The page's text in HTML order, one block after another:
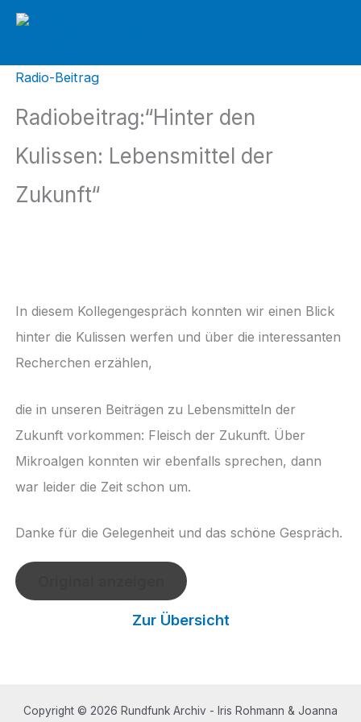
Zum
Radio-Beitrag
Radiobeitrag:“Hinter den
Kulissen: Lebensmittel der
Zukunft“
In diesem Kollegengespräch konnten wir einen Blick
hinter die Kulissen werfen und über die interessanten
Recherchen erzählen,
die in unseren Beiträgen zu Lebensmitteln der
Zukunft vorkommen: Fleisch der Zukunft. Über
Mikroalgen konnten wir ebenfalls sprechen, dann
war leider die Zeit schon um.
Danke für die Gelegenheit und das schöne Gespräch.
Zur Übersicht
Copyright © 2026 Rundfunk Archiv - Iris Rohmann & Joanna